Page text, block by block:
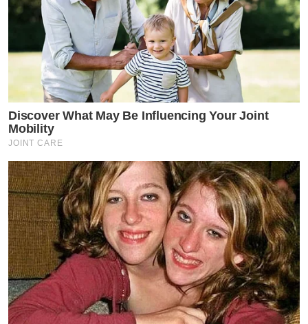
Discover What May Be Influencing Your Joint
Mobility
JOINT CARE